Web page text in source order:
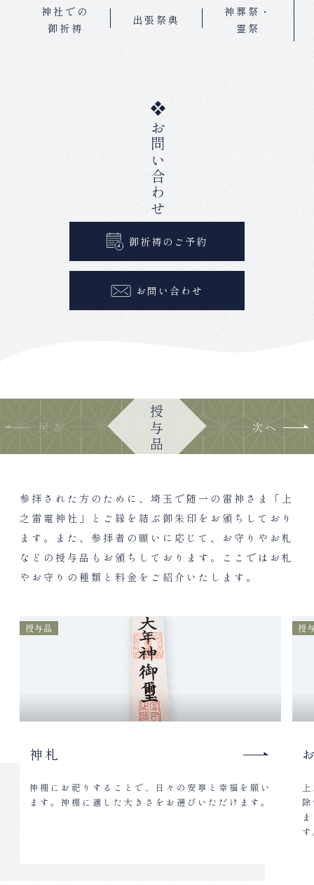
神社での
御祈祷
出張祭典
神葬祭・
霊祭
お問い合わせ
御祈祷のご予約
お問い合わせ
授与品
参拝された方のために、埼玉で随一の雷神さま「上
之雷電神社」とご縁を結ぶ御朱印をお頒ちしており
ます。
また、参拝者の願いに応じて、お守りやお札
などの授与品もお頒ちしております。
ここではお札
やお守りの種類と料金をご紹介いたします。
授与品
神札
神棚にお祀りすることで、日々の安寧と幸福を願い
ます。神棚に適した大きさをお選びいただけます。
授